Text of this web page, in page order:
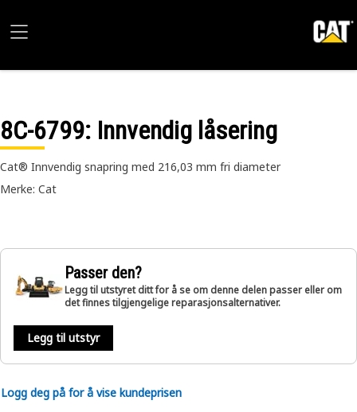
8C-6799: Innvendig låsering
Cat® Innvendig snapring med 216,03 mm fri diameter
Merke: Cat
Passer den?
Legg til utstyret ditt for å se om denne delen passer eller om
det finnes tilgjengelige reparasjonsalternativer.
Legg til utstyr
Logg deg på for å vise kundeprisen